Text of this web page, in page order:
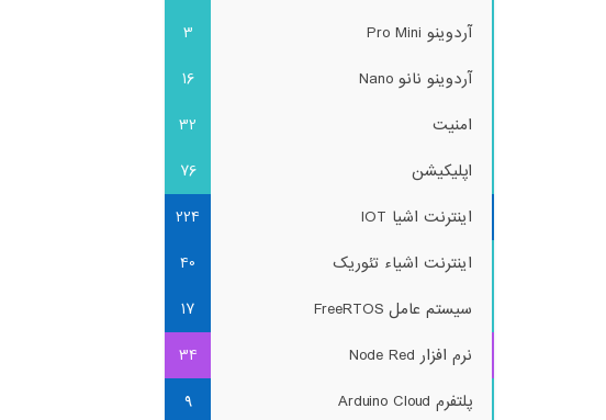
آردوینو Pro Mini
3
آردوینو نانو Nano
16
امنیت
32
اپلیکیشن
76
اینترنت اشیا IOT
224
اینترنت اشیاء تئوریک
40
سیستم عامل FreeRTOS
17
نرم افزار Node Red
34
پلتفرم Arduino Cloud
9